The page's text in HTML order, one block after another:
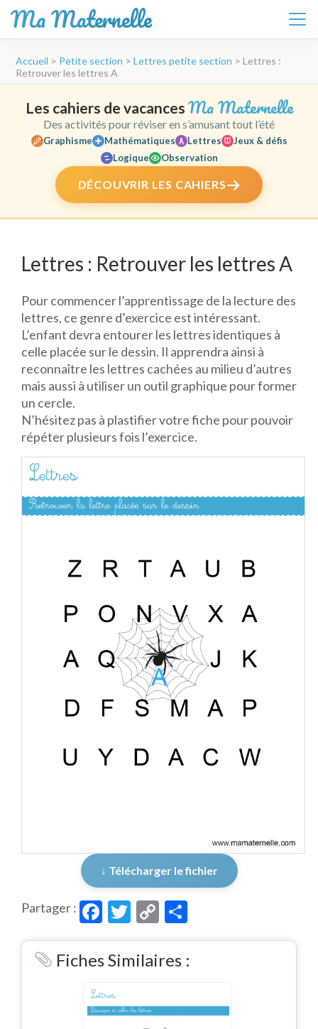
Ma Maternelle
contenu
Entrée)
Accueil > Petite section > Lettres petite section > Lettres :
Retrouver les lettres A
Les cahiers de vacances Ma Maternelle
Des activités pour réviser en s’amusant tout l’été
Graphisme Mathématiques Lettres
Jeux & défis
Logique
Observation
DÉCOUVRIR LES CAHIERS
Lettres : Retrouver les lettres A
Pour commencer l’apprentissage de la lecture des
lettres, ce genre d’exercice est intéressant.
L’enfant devra entourer les lettres identiques à
celle placée sur le dessin. Il apprendra ainsi à
reconnaître les lettres cachées au milieu d’autres
mais aussi à utiliser un outil graphique pour former
un cercle.
N’hésitez pas à plastifier votre fiche pour pouvoir
répéter plusieurs fois l’exercice.
↓ Télécharger le fichier
Partager : Facebook
Twitter
Copy
Link
Fiches Similaires :